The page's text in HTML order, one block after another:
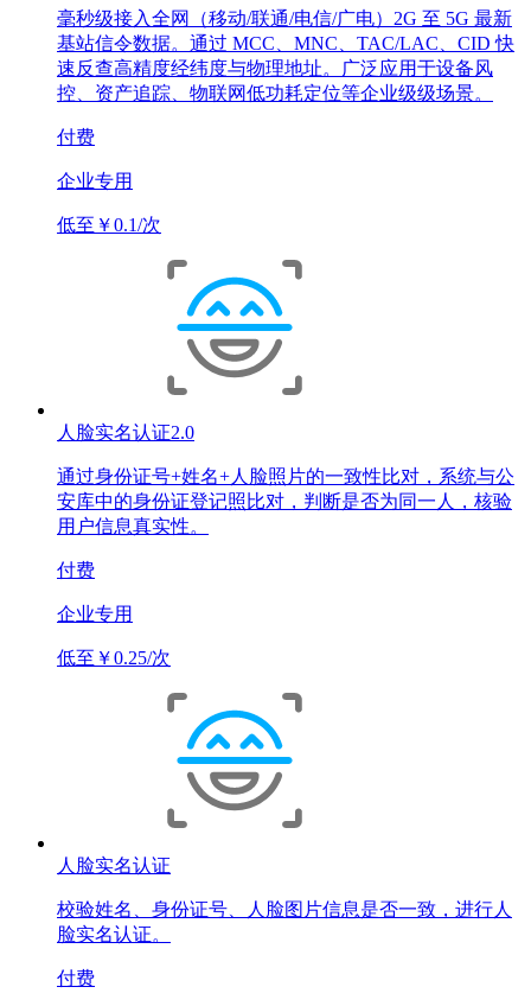
毫秒级接入全网（移动/联通/电信/广电）2G 至 5G 最新
基站信令数据。通过 MCC、MNC、TAC/LAC、CID 快
速反查高精度经纬度与物理地址。广泛应用于设备风
控、资产追踪、物联网低功耗定位等企业级级场景。
付费
企业专用
低至￥0.1/次
人脸实名认证2.0
通过身份证号+姓名+人脸照片的一致性比对，系统与公
安库中的身份证登记照比对，判断是否为同一人，核验
用户信息真实性。
付费
企业专用
低至￥0.25/次
人脸实名认证
校验姓名、身份证号、人脸图片信息是否一致，进行人
脸实名认证。
付费